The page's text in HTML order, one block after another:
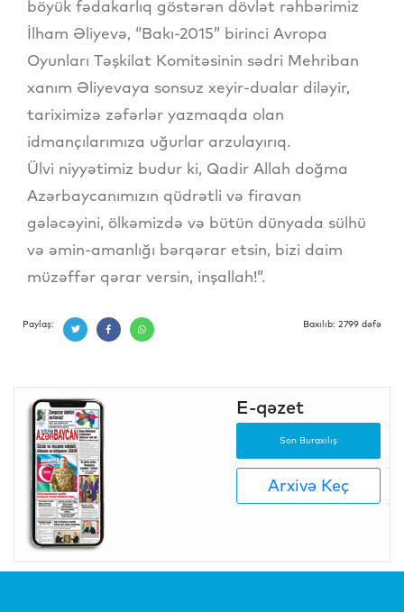
böyük fədakarlıq göstərən dövlət rəhbərimiz
İlham Əliyevə, “Bakı-2015” birinci Avropa
Oyunları Təşkilat Komitəsinin sədri Mehriban
xanım Əliyevaya sonsuz xeyir-dualar diləyir,
tariximizə zəfərlər yazmaqda olan
idmançılarımıza uğurlar arzulayırıq.
Ülvi niyyətimiz budur ki, Qadir Allah doğma
Azərbaycanımızın qüdrətli və firavan
gələcəyini, ölkəmizdə və bütün dünyada sülhü
və əmin-amanlığı bərqərar etsin, bizi daim
müzəffər qərar versin, inşallah!”.
Paylaş: Baxılıb: 2799 dəfə
E-qəzet
Son Buraxılış
Arxivə Keç